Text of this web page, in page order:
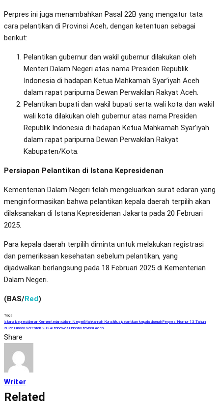
Perpres ini juga menambahkan Pasal 22B yang mengatur tata
cara pelantikan di Provinsi Aceh, dengan ketentuan sebagai
berikut:
Pelantikan gubernur dan wakil gubernur dilakukan oleh
Menteri Dalam Negeri atas nama Presiden Republik
Indonesia di hadapan Ketua Mahkamah Syar’iyah Aceh
dalam rapat paripurna Dewan Perwakilan Rakyat Aceh.
Pelantikan bupati dan wakil bupati serta wali kota dan wakil
wali kota dilakukan oleh gubernur atas nama Presiden
Republik Indonesia di hadapan Ketua Mahkamah Syar’iyah
dalam rapat paripurna Dewan Perwakilan Rakyat
Kabupaten/Kota.
Persiapan Pelantikan di Istana Kepresidenan
Kementerian Dalam Negeri telah mengeluarkan surat edaran yang
menginformasikan bahwa pelantikan kepala daerah terpilih akan
dilaksanakan di Istana Kepresidenan Jakarta pada 20 Februari
2025.
Para kepala daerah terpilih diminta untuk melakukan registrasi
dan pemeriksaan kesehatan sebelum pelantikan, yang
dijadwalkan berlangsung pada 18 Februari 2025 di Kementerian
Dalam Negeri.
(BAS/Red)
Tags
istana kepresidenanKementerian dalam NegeriMahkamah Konstitusipelantikan kepala daerahPerpres Nomor 13 Tahun
2025 Pilkada Serentak 2024Prabowo SubiantoProvinsi Aceh
Share
Writer
Related